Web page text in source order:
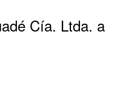
Cía. Ltda. a